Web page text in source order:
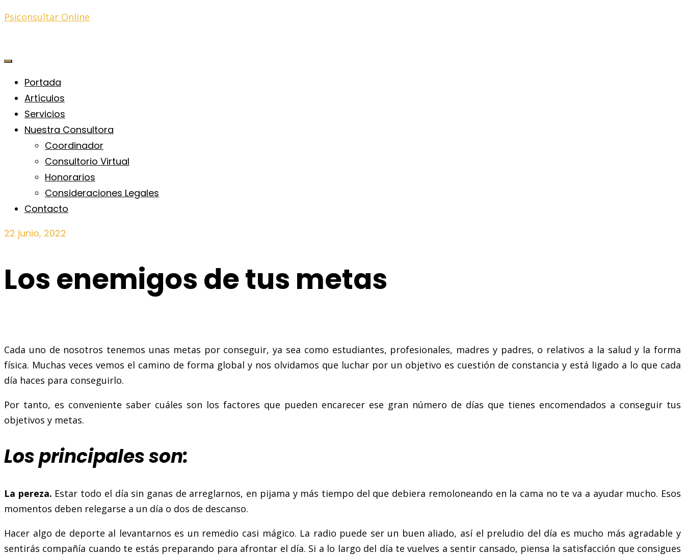
Psiconsultar Online
Portada
Artículos
Servicios
Nuestra Consultora
Coordinador
Consultorio Virtual
Honorarios
Consideraciones Legales
Contacto
22 junio, 2022
Los enemigos de tus metas
Cada uno de nosotros tenemos unas metas por conseguir, ya sea como estudiantes, profesionales, madres y padres, o relativos a la salud y la forma
física. Muchas veces vemos el camino de forma global y nos olvidamos que luchar por un objetivo es cuestión de constancia y está ligado a lo que cada
día haces para conseguirlo.
Por tanto, es conveniente saber cuáles son los factores que pueden encarecer ese gran número de días que tienes encomendados a conseguir tus
objetivos y metas.
Los principales son:
La pereza. Estar todo el día sin ganas de arreglarnos, en pijama y más tiempo del que debiera remoloneando en la cama no te va a ayudar mucho. Esos
momentos deben relegarse a un día o dos de descanso.
Hacer algo de deporte al levantarnos es un remedio casi mágico. La radio puede ser un buen aliado, así el preludio del día es mucho más agradable y
sentirás compañía cuando te estás preparando para afrontar el día. Si a lo largo del día te vuelves a sentir cansado, piensa la satisfacción que consigues